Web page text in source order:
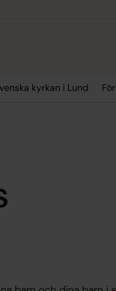
kyrkan i Lund